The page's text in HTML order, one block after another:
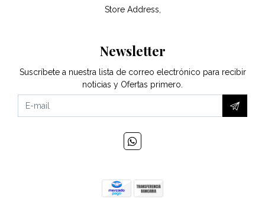
Store Address,
Newsletter
Suscríbete a nuestra lista de correo electrónico para recibir
noticias y Ofertas primero.